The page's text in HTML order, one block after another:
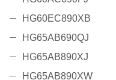
HG60EC890XB
HG65AB690QJ
HG65AB890XJ
HG65AB890XW